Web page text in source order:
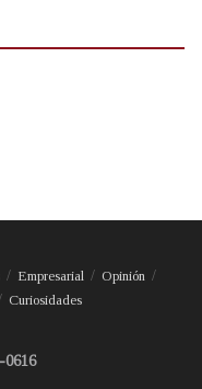
Empresarial
Opinión
Curiosidades
0616